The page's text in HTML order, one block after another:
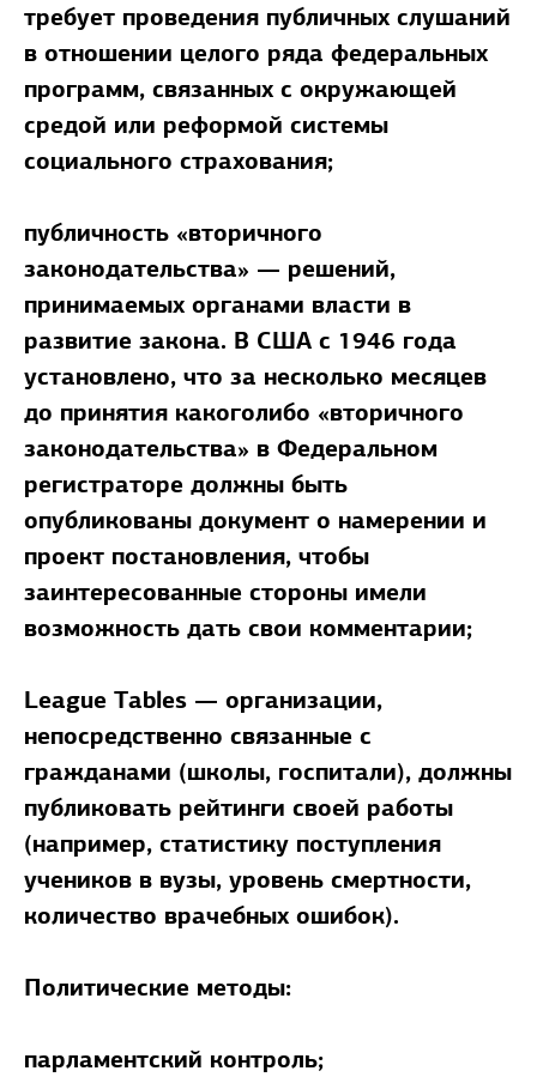
требует проведения публичных слушаний
в отношении целого ряда федеральных
программ, связанных с окружающей
средой или реформой системы
социального страхования;
публичность «вторичного
законодательства» — решений,
принимаемых органами власти в
развитие закона. В США с 1946 года
установлено, что за несколько месяцев
до принятия какоголибо «вторичного
законодательства» в Федеральном
регистраторе должны быть
опубликованы документ о намерении и
проект постановления, чтобы
заинтересованные стороны имели
возможность дать свои комментарии;
League Tables — организации,
непосредственно связанные с
гражданами (школы, госпитали), должны
публиковать рейтинги своей работы
(например, статистику поступления
учеников в вузы, уровень смертности,
количество врачебных ошибок).
Политические методы:
парламентский контроль;